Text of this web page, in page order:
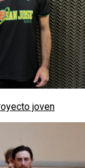
joven